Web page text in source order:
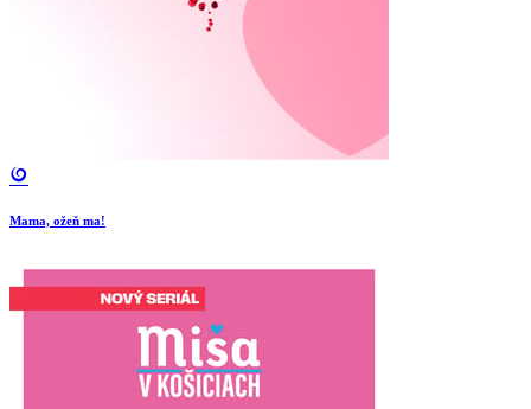
Mama, ožeň ma!